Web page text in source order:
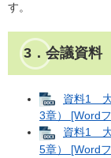
す。
3．会議資料
資料1 大
3章） [Word
資料1 大
5章） [Word